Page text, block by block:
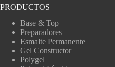
PRODUCTOS
Base & Top
Preparadores
Esmalte Permanente
Gel Constructor
Polygel